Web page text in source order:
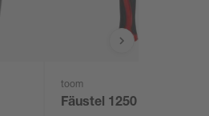
toom
Fäustel 1250 g